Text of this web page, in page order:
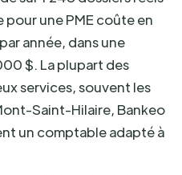
une PME coûte en
année, dans une
$. La plupart des
services, souvent les
Saint-Hilaire, Bankeo
un comptable adapté à